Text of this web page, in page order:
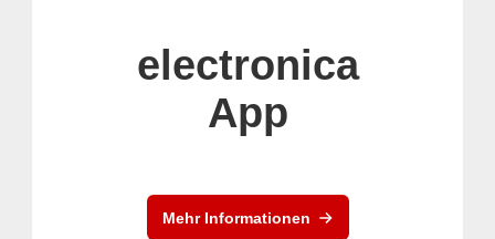
electronica
App
Mehr Informationen